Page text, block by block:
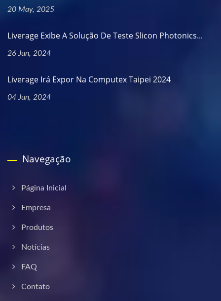
20 May, 2025
Liverage Exibe A Solução De Teste Slicon Photonics...
26 Jun, 2024
Liverage Irá Expor Na Computex Taipei 2024
04 Jun, 2024
Navegação
Página Inicial
Empresa
Produtos
Notícias
FAQ
Contato